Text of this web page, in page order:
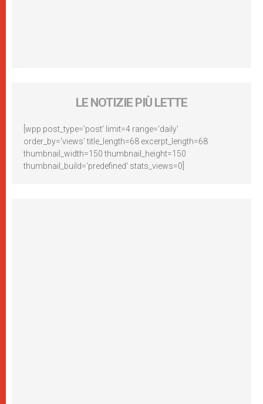
LE NOTIZIE PIÙ LETTE
[wpp post_type='post' limit=4 range='daily'
order_by='views' title_length=68 excerpt_length=68
thumbnail_width=150 thumbnail_height=150
thumbnail_build='predefined' stats_views=0]